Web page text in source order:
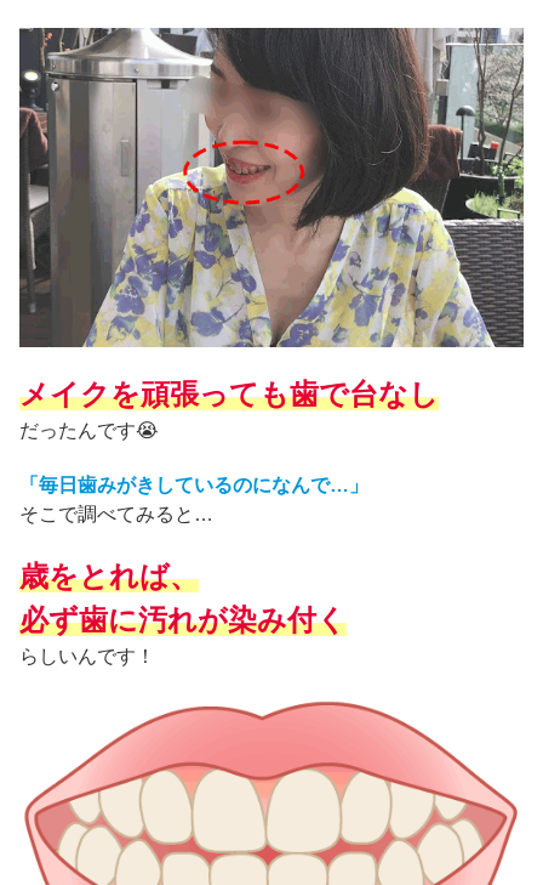
メイクを頑張っても歯で台なし
だったんです😭
「毎日歯みがきしているのになんで…」
そこで調べてみると…
歳をとれば、
必ず歯に汚れが染み付く
らしいんです！